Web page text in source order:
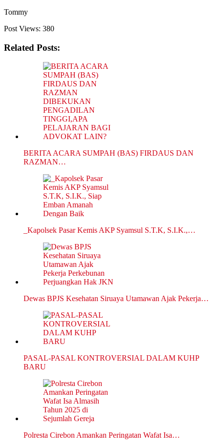
Tommy
Post Views: 380
Related Posts:
BERITA ACARA SUMPAH (BAS) FIRDAUS DAN
RAZMAN…
_Kapolsek Pasar Kemis AKP Syamsul S.T.K, S.I.K.,…
Dewas BPJS Kesehatan Siruaya Utamawan Ajak Pekerja…
PASAL-PASAL KONTROVERSIAL DALAM KUHP
BARU
Polresta Cirebon Amankan Peringatan Wafat Isa…